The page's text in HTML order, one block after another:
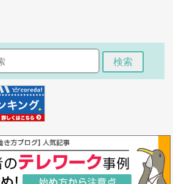
検索